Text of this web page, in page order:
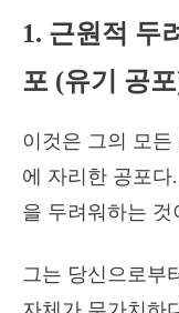
1. 근원적 두
포 (유기 공
이것은 그의 모
에 자리한 공포
을 두려워하는 것
그는 당신으로부